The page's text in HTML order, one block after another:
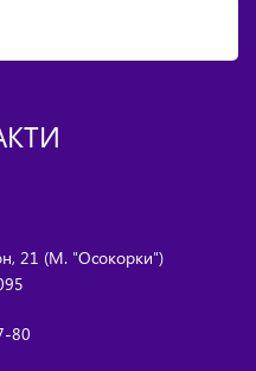
21 (М. "Осокорки")
80